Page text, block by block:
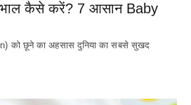
कैसे करें? 7 आसान Baby
को छूने का अहसास दुनिया का सबसे सुखद